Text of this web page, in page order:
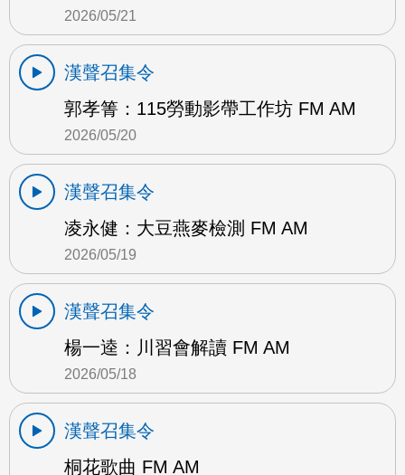
2026/05/21
漢聲召集令
郭孝箐：115勞動影帶工作坊 FM AM
2026/05/20
漢聲召集令
凌永健：大豆燕麥檢測 FM AM
2026/05/19
漢聲召集令
楊一逵：川習會解讀 FM AM
2026/05/18
漢聲召集令
桐花歌曲 FM AM